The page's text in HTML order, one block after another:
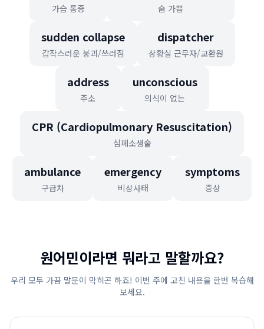
가슴 통증 숨 가쁨
sudden collapse
갑작스러운 붕괴/쓰러짐
dispatcher
상황실 근무자/교환원
address
주소
unconscious
의식이 없는
CPR (Cardiopulmonary Resuscitation)
심폐소생술
ambulance
구급차
emergency
비상사태
symptoms
증상
원어민이라면 뭐라고 말할까요?
우리 모두 가끔 말문이 막히곤 하죠! 이번 주에 고친 내용을 한번 복습해
보세요.